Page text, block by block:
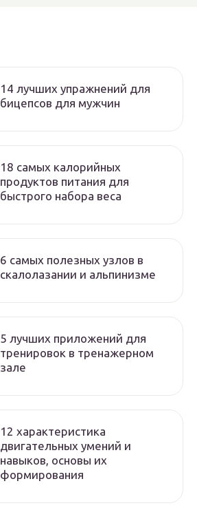
14 лучших упражнений для
бицепсов для мужчин
18 самых калорийных
продуктов питания для
быстрого набора веса
6 самых полезных узлов в
скалолазании и альпинизме
5 лучших приложений для
тренировок в тренажерном
зале
12 характеристика
двигательных умений и
навыков, основы их
формирования